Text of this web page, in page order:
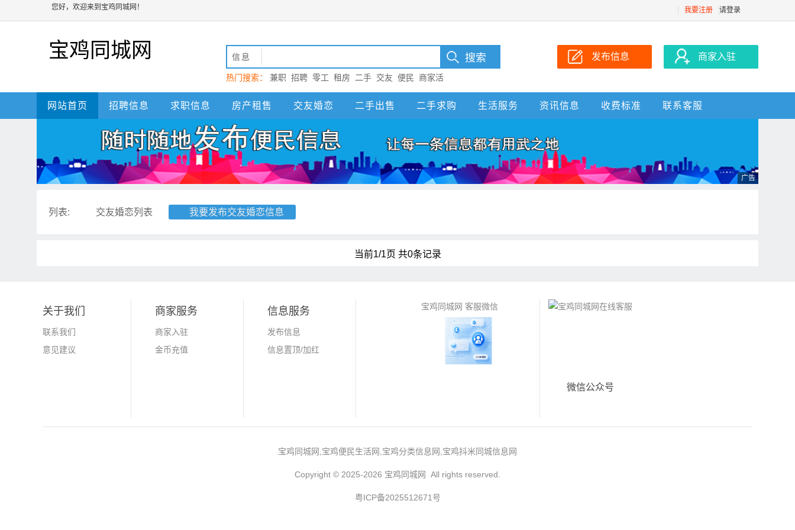
您好，欢迎来到宝鸡同城网！ 我要注册 请登录
宝鸡同城网 信息
热门搜索： 兼职 招聘 零工 租房 二手 交友 便民
商家活
动 宝鸡
发布信息 商家入驻
网站首页 招聘信息 求职信息 房产租售 交友婚恋 二手出售 二手求购 生活服务 资讯信息 收费标准 联系客服
列表: 交友婚恋列表 我要发布交友婚恋信息
当前1/1页 共0条记录
关于我们
联系我们
意见建议
商家服务
商家入驻
金币充值
信息服务
发布信息
信息置顶/加红
宝鸡同城网 客服微信
微信公众号
宝鸡同城网,宝鸡便民生活网,宝鸡分类信息网,宝鸡抖米同城信息网
Copyright © 2025-2026 宝鸡同城网 All rights reserved.
粤ICP备2025512671号